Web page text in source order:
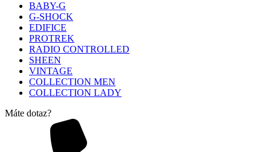
BABY-G
G-SHOCK
EDIFICE
PROTREK
RADIO CONTROLLED
SHEEN
VINTAGE
COLLECTION MEN
COLLECTION LADY
Máte dotaz?